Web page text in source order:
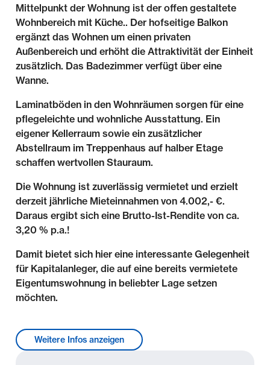
Mittelpunkt der Wohnung ist der offen gestaltete
Wohnbereich mit Küche.. Der hofseitige Balkon
ergänzt das Wohnen um einen privaten
Außenbereich und erhöht die Attraktivität der Einheit
zusätzlich. Das Badezimmer verfügt über eine
Wanne.
Laminatböden in den Wohnräumen sorgen für eine
pflegeleichte und wohnliche Ausstattung. Ein
eigener Kellerraum sowie ein zusätzlicher
Abstellraum im Treppenhaus auf halber Etage
schaffen wertvollen Stauraum.
Die Wohnung ist zuverlässig vermietet und erzielt
derzeit jährliche Mieteinnahmen von 4.002,- €.
Daraus ergibt sich eine Brutto-Ist-Rendite von ca.
3,20 % p.a.!
Damit bietet sich hier eine interessante Gelegenheit
für Kapitalanleger, die auf eine bereits vermietete
Eigentumswohnung in beliebter Lage setzen
möchten.
Lage & Umgebung
Weitere Infos anzeigen